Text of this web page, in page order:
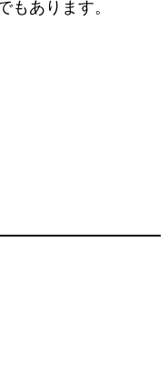
もあります。